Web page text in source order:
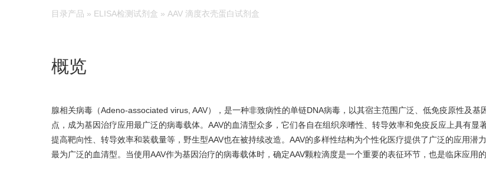
目录产品 » ELISA检测试剂盒 » AAV 滴度衣壳蛋白试剂盒
概览
腺相关病毒（Adeno-associated virus, AAV），是一种非致病性的单链DNA病毒，以其宿主范围广泛、低免疫原性及基
点，成为基因治疗应用最广泛的病毒载体。AAV的血清型众多，它们各自在组织亲嗜性、转导效率和免疫反应上具有显
提高靶向性、转导效率和装载量等，野生型AAV也在被持续改造。AAV的多样性结构为个性化医疗提供了广泛的应用潜
最为广泛的血清型。当使用AAV作为基因治疗的病毒载体时，确定AAV颗粒滴度是一个重要的表征环节，也是临床应用的